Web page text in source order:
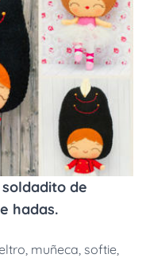
de
hadas.
, muñeca, softie,